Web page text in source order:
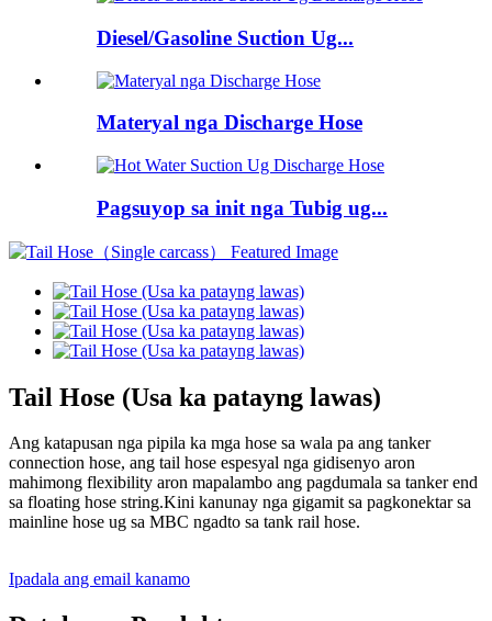
Diesel/Gasoline Suction Ug...
Materyal nga Discharge Hose
Pagsuyop sa init nga Tubig ug...
Tail Hose (Usa ka patayng lawas)
Ang katapusan nga pipila ka mga hose sa wala pa ang tanker
connection hose, ang tail hose espesyal nga gidisenyo aron
mahimong flexibility aron mapalambo ang pagdumala sa tanker end
sa floating hose string.Kini kanunay nga gigamit sa pagkonektar sa
mainline hose ug sa MBC ngadto sa tank rail hose.
Ipadala ang email kanamo